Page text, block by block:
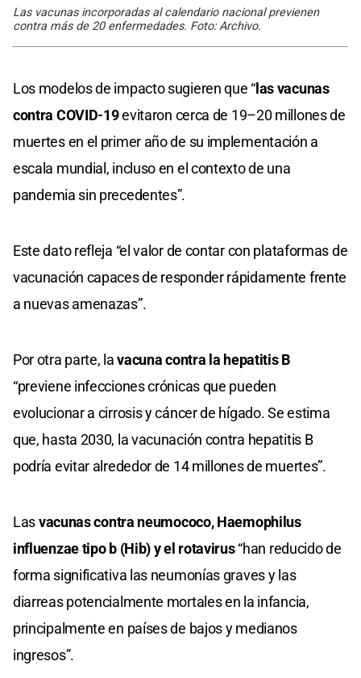
Las vacunas incorporadas al calendario nacional previenen
contra más de 20 enfermedades. Foto: Archivo.
Los modelos de impacto sugieren que “las vacunas
contra COVID-19evitaron cerca de 19–20 millones de
muertes en el primer año de su implementación a
escala mundial, incluso en el contexto de una
pandemia sin precedentes”.
Este dato refleja “el valor de contar con plataformas de
vacunación capaces de responder rápidamente frente
a nuevas amenazas”.
Por otra parte, lavacuna contra la hepatitis B
“previene infecciones crónicas que pueden
evolucionar a cirrosis y cáncer de hígado. Se estima
que, hasta 2030, la vacunación contra hepatitis B
podría evitar alrededor de 14 millones de muertes”.
Lasvacunas contra neumococo, Haemophilus
influenzae tipo b (Hib) y el rotavirus“han reducido de
forma significativa las neumonías graves y las
diarreas potencialmente mortales en la infancia,
principalmente en países de bajos y medianos
ingresos”.